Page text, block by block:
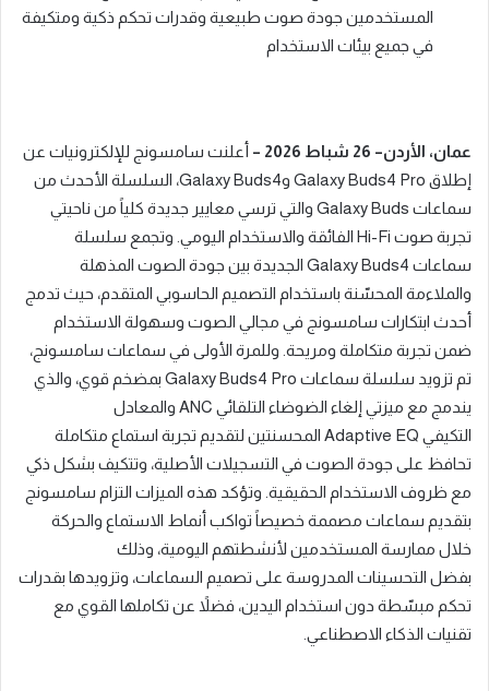
المستخدمين جودة صوت طبيعية وقدرات تحكم ذكية ومتكيفة
في جميع بيئات الاستخدام
عمان، الأردن–
26 شباط 2026 –
أعلنت سامسونج للإلكترونيات عن
إطلاق Galaxy Buds4 Pro وGalaxy Buds4، السلسلة الأحدث من
سماعات Galaxy Buds والتي ترسي معايير جديدة كلياً من ناحيتي
تجربة صوت Hi-Fi الفائقة والاستخدام اليومي وتجمع سلسلة
سماعات Galaxy Buds4 الجديدة بين جودة الصوت المذهلة
والملاءمة المحسّنة باستخدام التصميم الحاسوبي المتقدم، حيث تدمج
أحدث ابتكارات سامسونج في مجالي الصوت وسهولة الاستخدام
ضمن تجربة متكاملة ومريحة وللمرة الأولى في سماعات سامسونج،
تم تزويد سلسلة سماعات Galaxy Buds4 Pro بمضخم قوي، والذي
يندمج مع ميزتي إلغاء الضوضاء التلقائي ANC والمعادل
التكيفي Adaptive EQ المحسنتين لتقديم تجربة استماع متكاملة
تحافظ على جودة الصوت في التسجيلات الأصلية، وتتكيف بشكل ذكي
مع ظروف الاستخدام الحقيقية وتؤكد هذه الميزات التزام سامسونج
بتقديم سماعات مصممة خصيصاً تواكب أنماط الاستماع والحركة
خلال ممارسة المستخدمين لأنشطتهم اليومية، وذلك
بفضل التحسينات المدروسة على تصميم السماعات، وتزويدها بقدرات
تحكم مبسّطة دون استخدام اليدين، فضلاً عن تكاملها القوي مع
تقنيات الذكاء الاصطناعي